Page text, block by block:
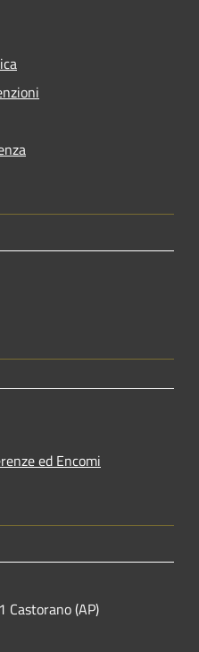
ed Encomi
Castorano (AP)